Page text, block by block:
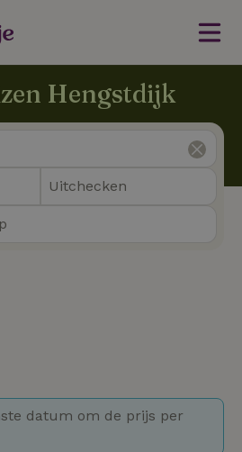
Hengstdijk
datum om de prijs per